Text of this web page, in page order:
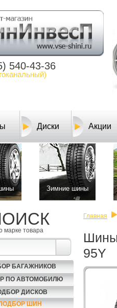
540-43-36
Диски Акции
Зимние шины
марке товара
БАГАЖНИКОВ
ПО АВТОМОБИЛЮ
ДИСКОВ
ШИН
Главная
95Y